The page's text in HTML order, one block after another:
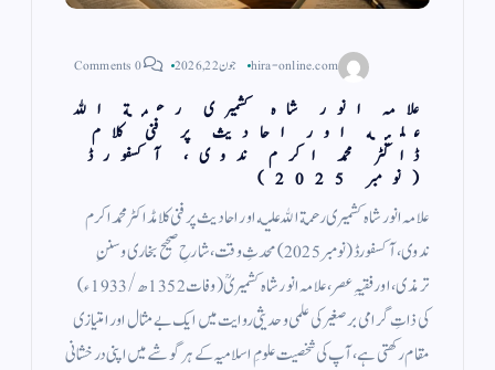
hira-online.com جون 22, 2026 0 Comments
علامہ انور شاہ کشمیری رحمة الله
عليه اور احادیث پر فنی کلام
ڈاکٹر محمد اکرم ندوی، آكسفورڈ
(نومبر 2025)
علامہ انور شاہ کشمیری رحمة الله عليه اور احادیث پر فنی کلامڈاکٹر محمد اکرم
ندوی، آكسفورڈ (نومبر 2025) محدثِ وقت، شارحِ صحیح بخاری وسننِ
ترمذی، اور فقیہِ عصر، علامہ انور شاہ کشمیریؒ (وفات 1352ھ/1933ء)
کی ذاتِ گرامی برصغیر کی علمی و حدیثی روایت میں ایک بے مثال اور امتیازی
مقام رکھتی ہے، آپ کی شخصیت علومِ اسلامیہ کے ہر گوشے میں اپنی درخشانی